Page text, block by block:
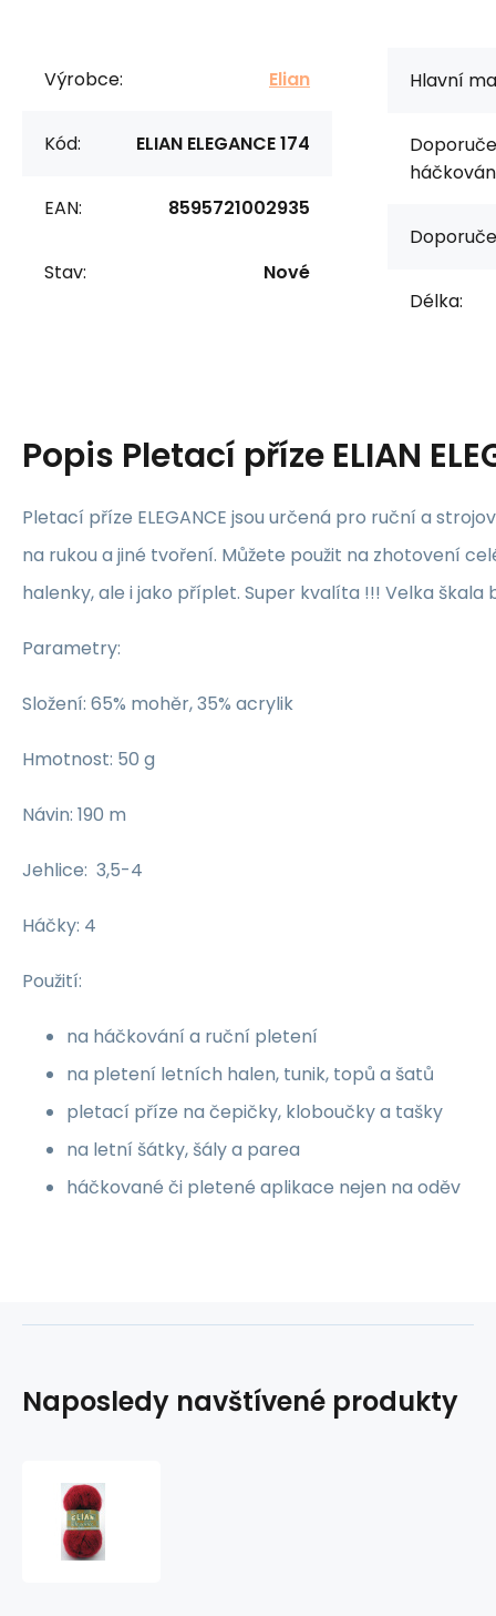
Výrobce: Elian
Kód: ELIAN ELEGANCE 174
EAN: 8595721002935
Stav: Nové
Hlavní
Délka:
Popis Pletací příze ELIAN
Pletací příze ELEGANCE jsou určená pro ruční a
na rukou a jiné tvoření. Můžete použit na zhotovení
halenky, ale i jako příplet. Super kvalíta !!! Velka škala
Parametry:
Složení: 65% mohěr, 35% acrylik
Hmotnost: 50 g
Návin: 190 m
Jehlice: 3,5-4
Háčky: 4
Použití:
na háčkování a ruční pletení
na pletení letních halen, tunik, topů a šatů
pletací příze na čepičky, kloboučky a tašky
na letní šátky, šály a parea
háčkované či pletené aplikace nejen na oděv
Naposledy navštívené produkty